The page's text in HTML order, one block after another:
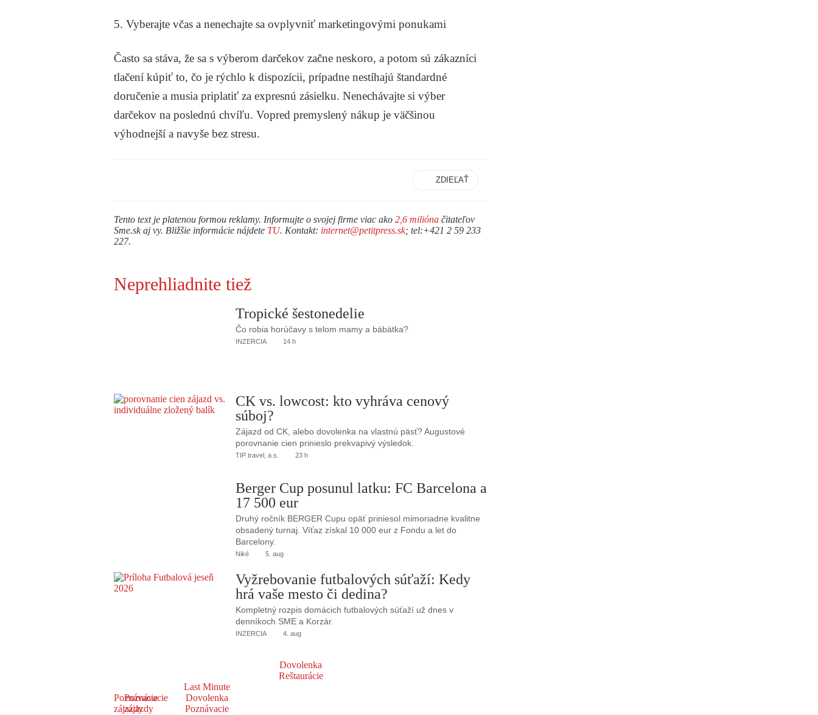
5. Vyberajte včas a nenechajte sa ovplyvniť marketingovými ponukami
Často sa stáva, že sa s výberom darčekov začne neskoro, a potom sú zákazníci
tlačení kúpiť to, čo je rýchlo k dispozícii, prípadne nestíhajú štandardné
doručenie a musia priplatiť za expresnú zásielku. Nenechávajte si výber
darčekov na poslednú chvíľu. Vopred premyslený nákup je väčšinou
výhodnejší a navyše bez stresu.
ZDIEĽAŤ
Tento text je platenou formou reklamy. Informujte o svojej firme viac ako 2,6 milióna čitateľov
Sme.sk aj vy. Bližšie informácie nájdete TU. Kontakt: internet@petitpress.sk; tel:+421 2 59 233
227.
Neprehliadnite tiež
Tropické šestonedelie
Čo robia horúčavy s telom mamy a bábätka?
INZERCIA 14 h
CK vs. lowcost: kto vyhráva cenový
súboj?
Zájazd od CK, alebo dovolenka na vlastnú päsť? Augustové
porovnanie cien prinieslo prekvapivý výsledok.
TIP travel, a.s. 23 h
Berger Cup posunul latku: FC Barcelona a
17 500 eur
Druhý ročník BERGER Cupu opäť priniesol mimoriadne kvalitne
obsadený turnaj. Víťaz získal 10 000 eur z Fondu a let do
Barcelony.
Niké 5. aug
Vyžrebovanie futbalových súťaží: Kedy
hrá vaše mesto či dedina?
Kompletný rozpis domácich futbalových súťaží už dnes v
denníkoch SME a Korzár.
INZERCIA 4. aug
Dovolenka
Reštaurácie
Poznávacie
zájazdy
Poznávacie
zájazdy
Last Minute
Dovolenka
Poznávacie